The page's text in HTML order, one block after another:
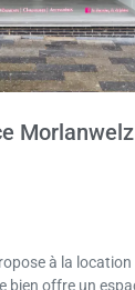
Morlanwelz
à la
bien offre un